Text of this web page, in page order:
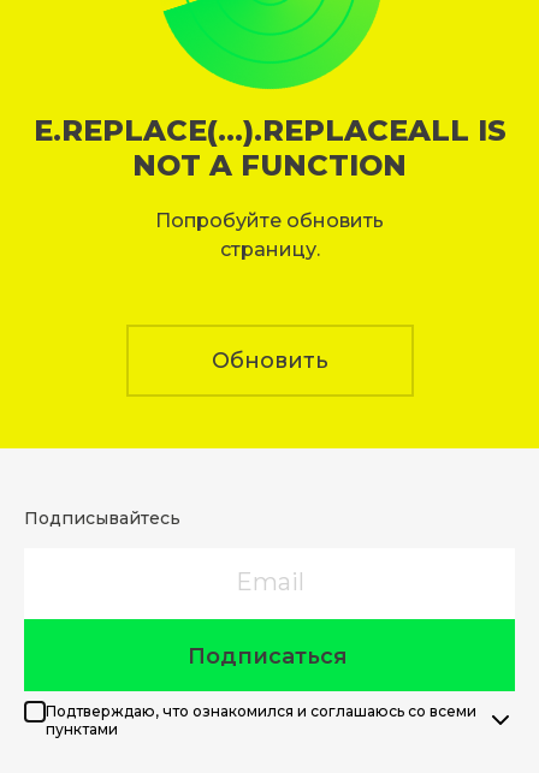
E.REPLACE(...).REPLACEALL IS
NOT A FUNCTION
Попробуйте обновить
страницу.
Обновить
Подписывайтесь
Подписаться
Подтверждаю, что ознакомился и соглашаюсь со всеми
пунктами